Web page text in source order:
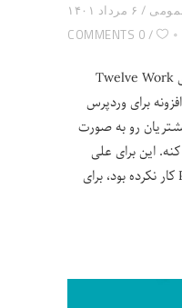
۶ مرداد ۱۴۰۱
0 COMMENTS
۰
بعد از بالا آوردن نسخه‌ی اولیه‌ی Twelve Work
برای وردپرس
رو به صورت
کنه. این برای علی
اصغر یکم سخت بود چون PHP کار نکرده بود، برای